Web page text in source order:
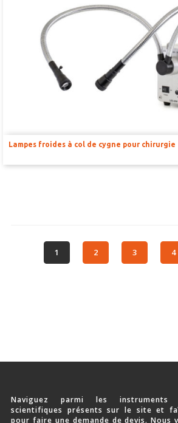
Lampes froides à col de cygne pour chirurgie
1 2 3 4
Naviguez parmi les instruments
scientifiques présents sur le site et
pour faire une demande de devis. Nous